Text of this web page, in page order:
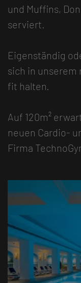
und Muffins,
serviert.
Eigenständig
sich in
fit halten.
Auf 120m²
neuen Cardio-
Firma